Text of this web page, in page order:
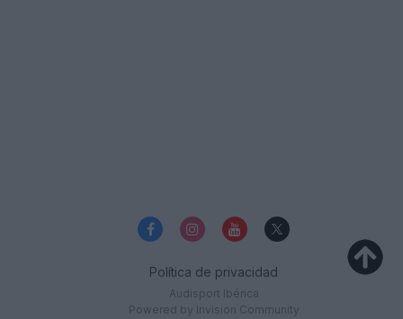
Política de privacidad
Audisport Ibérica
Powered by Invision Community